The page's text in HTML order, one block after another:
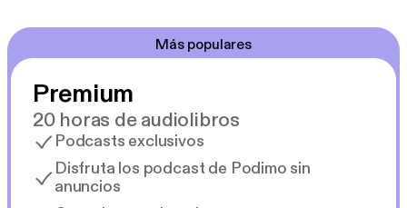
Más populares
Premium
20 horas de audiolibros
Podcasts exclusivos
Disfruta los podcast de Podimo sin
anuncios